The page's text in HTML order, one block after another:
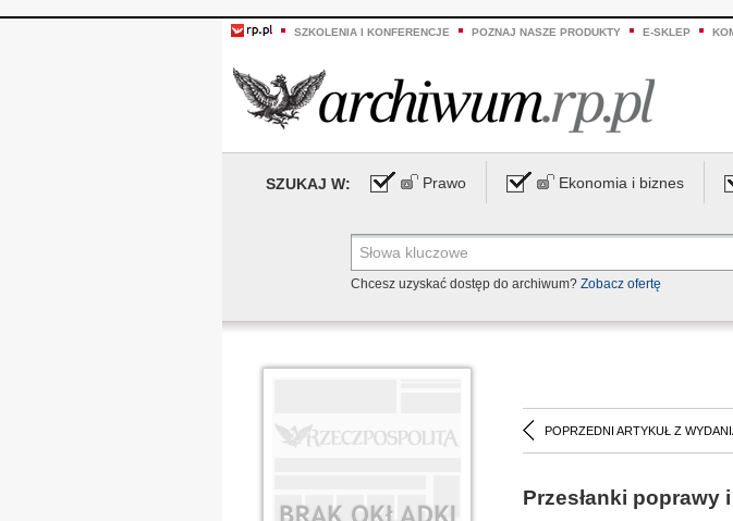
SZKOLENIA I KONFERENCJE POZNAJ NASZE PRODUKTY E-SKLEP
SZUKAJ W: Prawo Ekonomia i biznes
Chcesz uzyskać dostęp do archiwum? Zobacz ofertę
POPRZEDNI ARTYKUŁ Z
Przesłanki poprawy